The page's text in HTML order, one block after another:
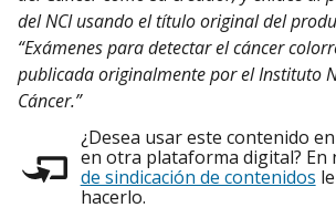
del NCI usando el título original del
“Exámenes para detectar el cáncer
publicada originalmente por el Instituto
Cáncer.”
¿Desea usar este contenido
en otra plataforma digital? En
de sindicación de contenidos
hacerlo.